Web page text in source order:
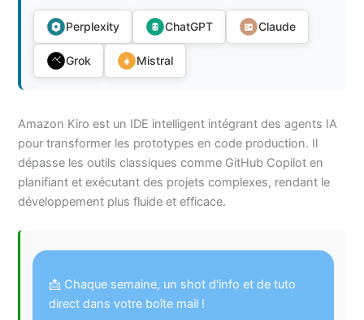
Perplexity ChatGPT Claude
Grok Mistral
Amazon Kiro est un IDE intelligent intégrant des agents IA
pour transformer les prototypes en code production. Il
dépasse les outils classiques comme GitHub Copilot en
planifiant et exécutant des projets complexes, rendant le
développement plus fluide et efficace.
📩 Chaque semaine, un shot d'info et de tuto
direct dans votre boîte mail !